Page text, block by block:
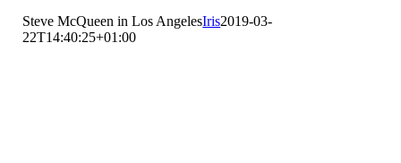
Steve McQueen in Los AngelesIris2019-03-
22T14:40:25+01:00